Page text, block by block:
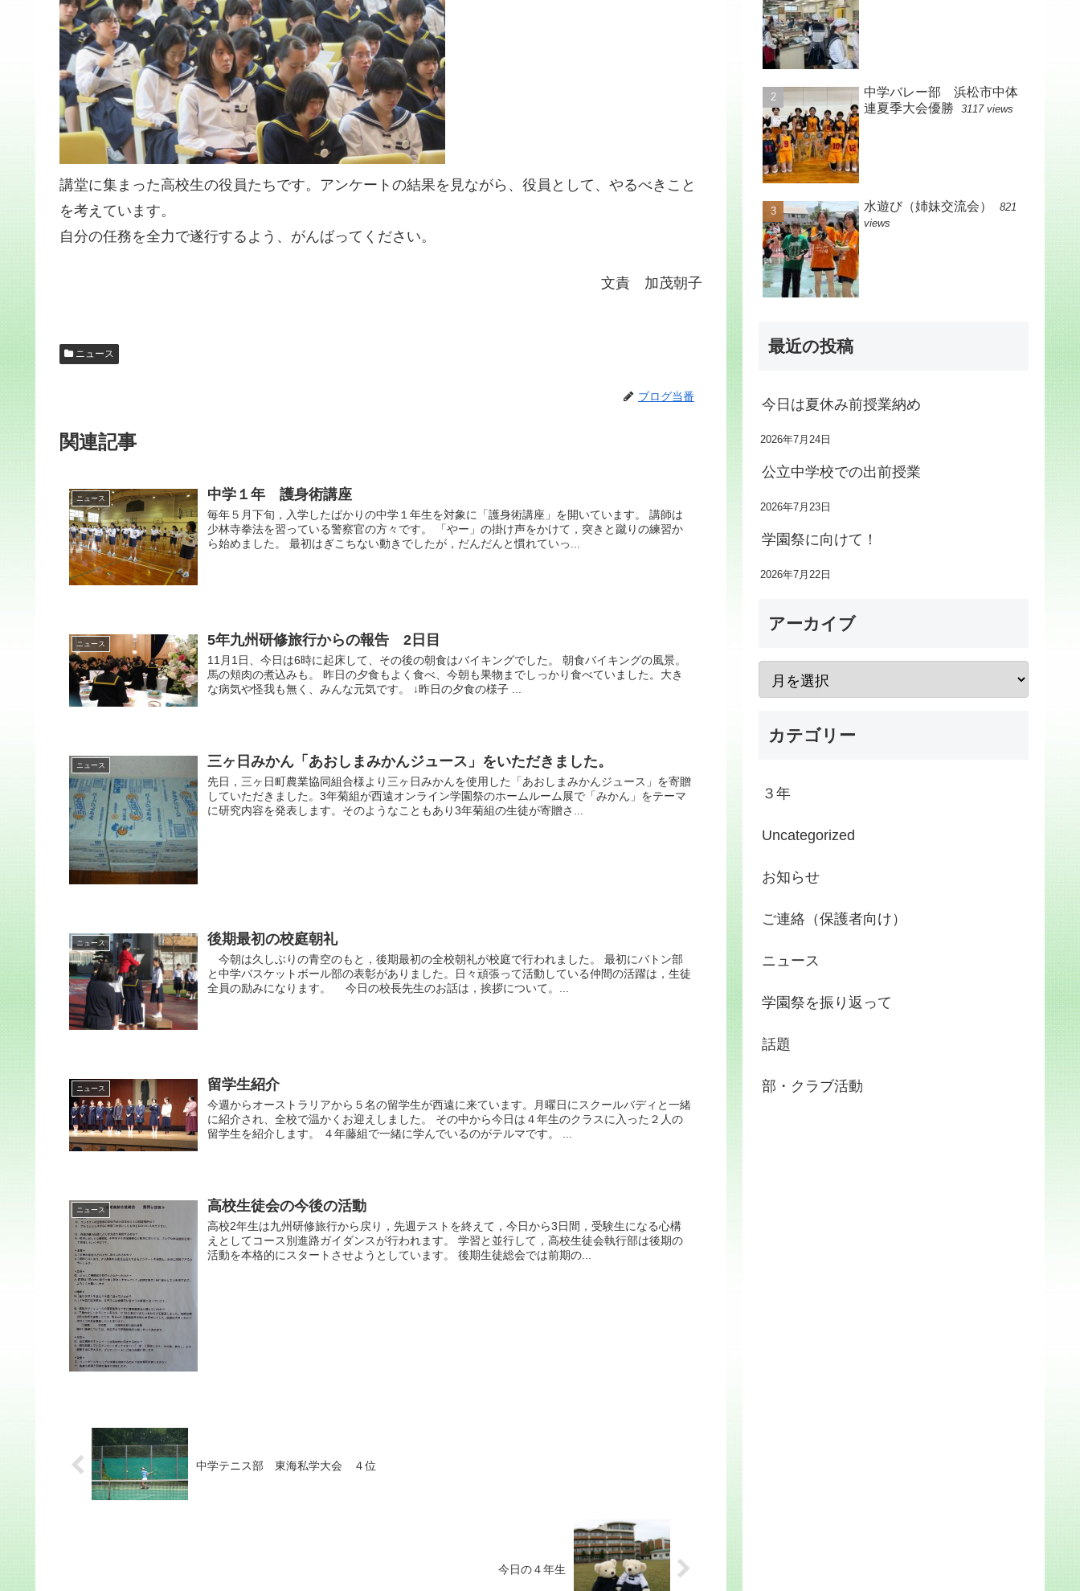
講堂に集まった高校生の役員たちです。アンケートの結果を見ながら、役員として、やるべきこと
を考えています。
自分の任務を全力で遂行するよう、がんばってください。
文責 加茂朝子
ニュース
ブログ当番
関連記事
ニュース 中学１年 護身術講座
毎年５月下旬，入学したばかりの中学１年生を対象に「護身術講座」を開いています。 講師は
少林寺拳法を習っている警察官の方々です。 「やー」の掛け声をかけて，突きと蹴りの練習か
ら始めました。 最初はぎこちない動きでしたが，だんだんと慣れていっ...
ニュース 5年九州研修旅行からの報告 2日目
11月1日、今日は6時に起床して、その後の朝食はバイキングでした。 朝食バイキングの風景。
馬の頬肉の煮込みも。 昨日の夕食もよく食べ、今朝も果物までしっかり食べていました。大き
な病気や怪我も無く、みんな元気です。 ↓昨日の夕食の様子 ...
ニュース 三ヶ日みかん「あおしまみかんジュース」をいただきました。
先日，三ヶ日町農業協同組合様より三ヶ日みかんを使用した「あおしまみかんジュース」を寄贈
していただきました。3年菊組が西遠オンライン学園祭のホームルーム展で「みかん」をテーマ
に研究内容を発表します。そのようなこともあり3年菊組の生徒が寄贈さ...
ニュース 後期最初の校庭朝礼
今朝は久しぶりの青空のもと，後期最初の全校朝礼が校庭で行われました。 最初にバトン部
と中学バスケットボール部の表彰がありました。日々頑張って活動している仲間の活躍は，生徒
全員の励みになります。 今日の校長先生のお話は，挨拶について。...
ニュース 留学生紹介
今週からオーストラリアから５名の留学生が西遠に来ています。月曜日にスクールバディと一緒
に紹介され、全校で温かくお迎えしました。 その中から今日は４年生のクラスに入った２人の
留学生を紹介します。 ４年藤組で一緒に学んでいるのがテルマです。 ...
ニュース 高校生徒会の今後の活動
高校2年生は九州研修旅行から戻り，先週テストを終えて，今日から3日間，受験生になる心構
えとしてコース別進路ガイダンスが行われます。 学習と並行して，高校生徒会執行部は後期の
活動を本格的にスタートさせようとしています。 後期生徒総会では前期の...
中学テニス部 東海私学大会 ４位
今日の４年生
中学バレー部 浜松市中体
連夏季大会優勝
3117 views
水遊び（姉妹交流会）
821
views
最近の投稿
今日は夏休み前授業納め
2026年7月24日
公立中学校での出前授業
2026年7月23日
学園祭に向けて！
2026年7月22日
アーカイブ
カテゴリー
３年
Uncategorized
お知らせ
ご連絡（保護者向け）
ニュース
学園祭を振り返って
話題
部・クラブ活動